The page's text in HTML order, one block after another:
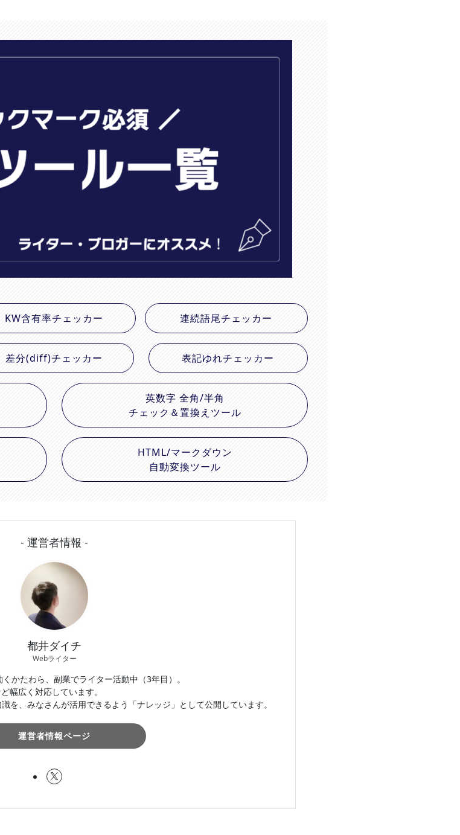
KW含有率チェッカー 連続語尾チェッカー
差分(diff)チェッカー 表記ゆれチェッカー
英数字 全角/半角
チェック＆置換えツール
HTML/マークダウン
自動変換ツール
都井ダイチ
Webライター
かたわら、副業でライター活動中（3年目）。
幅広く対応しています。
を、みなさんが活用できるよう「ナレッジ」として公開しています。
運営者情報ページ